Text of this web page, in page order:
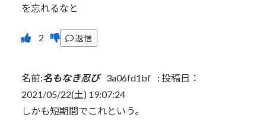
を忘れるなと
返信
名前:名もなき忍び 3a06fd1bf : 投稿日：
2021/05/22(土) 19:07:24
しかも短期間でこれという。